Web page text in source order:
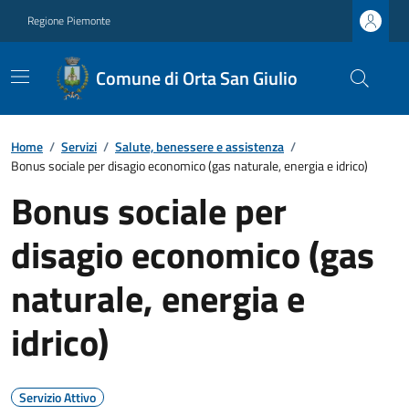
Regione Piemonte
Comune di Orta San Giulio
Home / Servizi / Salute, benessere e assistenza /
Bonus sociale per disagio economico (gas naturale, energia e idrico)
Bonus sociale per
disagio economico (gas
naturale, energia e
idrico)
Servizio Attivo